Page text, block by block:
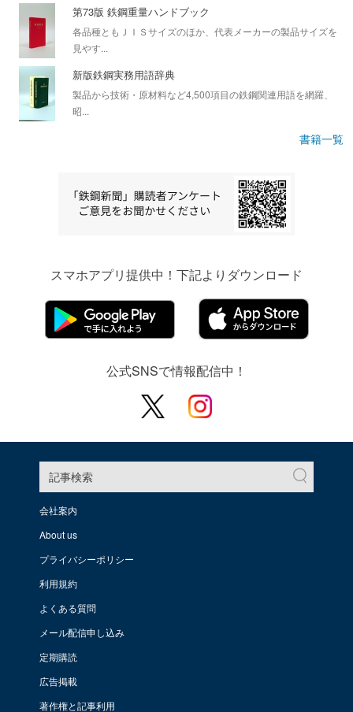
第73版 鉄鋼重量ハンドブック
各品種ともＪＩＳサイズのほか、代表メーカーの製品サイズを
見やす...
新版鉄鋼実務用語辞典
製品から技術・原材料など4,500項目の鉄鋼関連用語を網羅、
昭...
書籍一覧
スマホアプリ提供中！下記よりダウンロード
公式SNSで情報配信中！
記事検索
会社案内
About us
プライバシーポリシー
利用規約
よくある質問
メール配信申し込み
定期購読
広告掲載
著作権と記事利用